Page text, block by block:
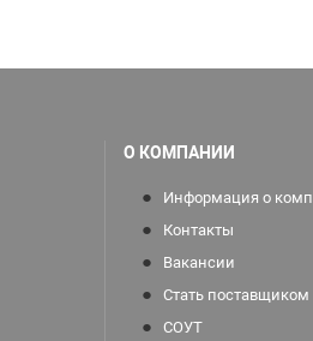
О КОМПАНИИ
Информация о
Контакты
Вакансии
Стать поставщиком
СОУТ